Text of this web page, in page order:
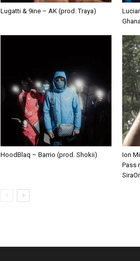
Lugatti & 9ine – AK (prod. Traya)
HoodBlaq – Barrio (prod. Shokii)
Ion
Pass